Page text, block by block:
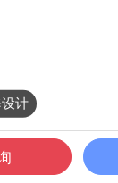
公装案例
计